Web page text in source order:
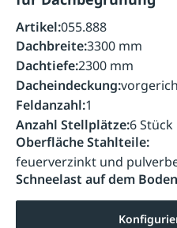
Artikel:055.888
Dachbreite:3300 mm
Dachtiefe:2300 mm
Dacheindeckung:
Feldanzahl:1
Anzahl Stellplätze:6 Stück
Oberfläche Stahlteile:
feuerverzinkt und
Schneelast auf dem